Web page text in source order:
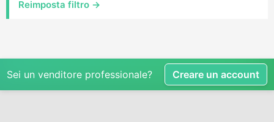
Reimposta filtro →
Sei un venditore professionale? Creare un account